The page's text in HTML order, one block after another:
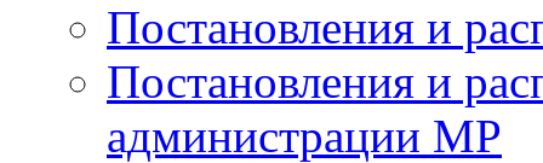
Постановления и
Постановления и
администрации МР